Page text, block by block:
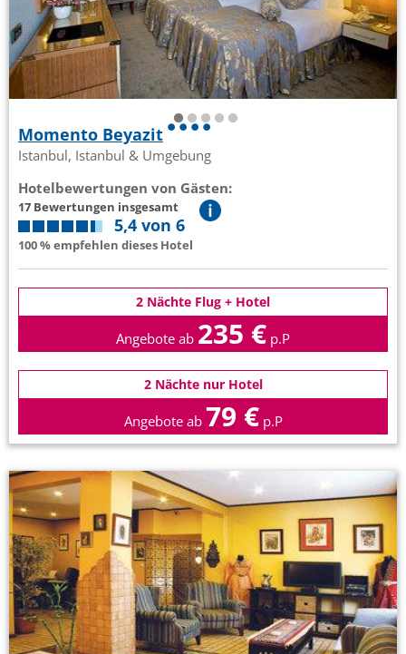
Momento Beyazit
Istanbul, Istanbul & Umgebung
Hotelbewertungen von Gästen:
17 Bewertungen insgesamt
5,4 von 6
100 % empfehlen dieses Hotel
2 Nächte Flug + Hotel
Angebote ab 235 € p.P
2 Nächte nur Hotel
Angebote ab 79 € p.P